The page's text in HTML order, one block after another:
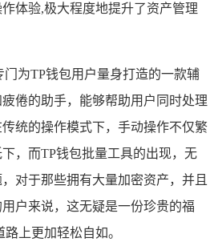
体验,极大程度地提升了资产管理
门为TP钱包用户量身打造的一款辅
倦的助手，能够帮助用户同时处理
统的操作模式下，手动操作不仅繁
，而TP钱包批量工具的出现，无
对于那些拥有大量加密资产，并且
户来说，这无疑是一份珍贵的福
上更加轻松自如。